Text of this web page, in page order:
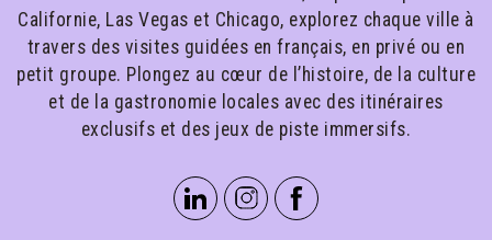
Californie, Las Vegas et Chicago, explorez chaque ville à
travers des visites guidées en français, en privé ou en
petit groupe. Plongez au cœur de l’histoire, de la culture
et de la gastronomie locales avec des itinéraires
exclusifs et des jeux de piste immersifs.